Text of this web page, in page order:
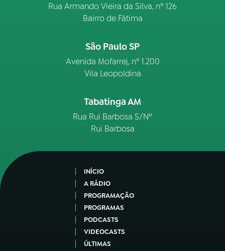
Rua Armando Vieira da Silva, nº 126
Bairro de Fátima
São Paulo SP
Avenida Mofarrej, nº 1.200
Vila Leopoldina
Tabatinga AM
Rua Rui Barbosa S/Nº
Rui Barbosa
INÍCIO
A RÁDIO
PROGRAMAÇÃO
PROGRAMAS
PODCASTS
VIDEOCASTS
ÚLTIMAS